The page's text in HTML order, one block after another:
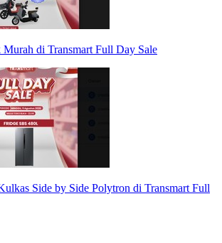
di Transmart Full Day Sale
Side by Side Polytron di Transmart Full